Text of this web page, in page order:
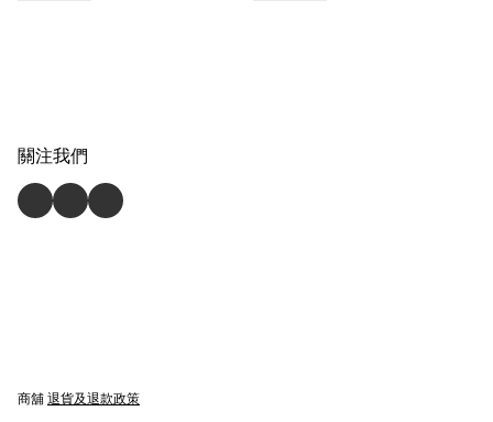
關注我們
商舖 退貨及退款政策